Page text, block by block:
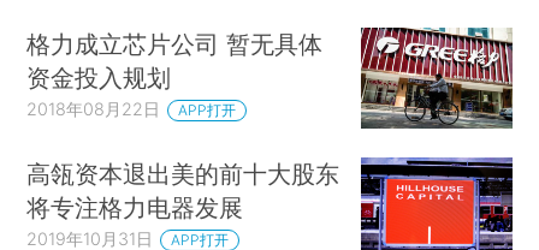
格力成立芯片公司 暂无具体
资金投入规划
2018年08月22日 APP打开
高瓴资本退出美的前十大股东
将专注格力电器发展
2019年10月31日 APP打开